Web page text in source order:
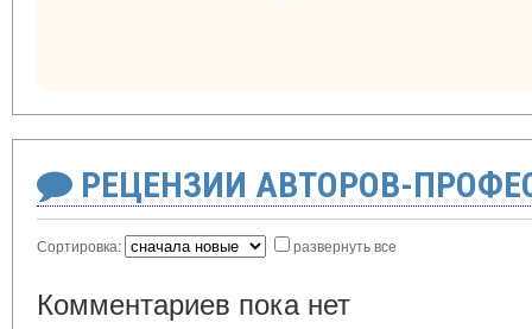
РЕЦЕНЗИИ АВТОРОВ-
Сортировка: развернуть все
Комментариев пока нет